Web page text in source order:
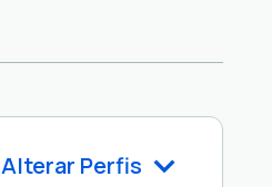
Alterar Perfis